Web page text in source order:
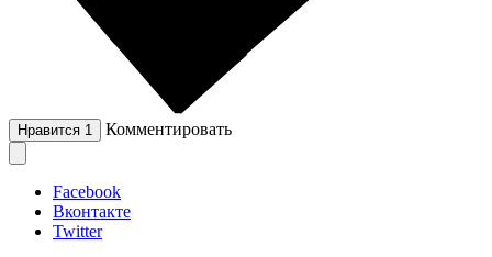
Нравится 1 Комментировать
Facebook
Вконтакте
Twitter